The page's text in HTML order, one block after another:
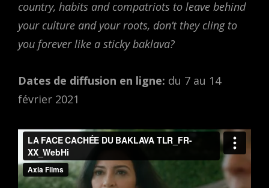
country, habits and compatriots to leave behind
your culture and your roots, don’t they cling to
you forever like a sticky baklava?
Dates de diffusion en ligne: du 7 au 14
février 2021